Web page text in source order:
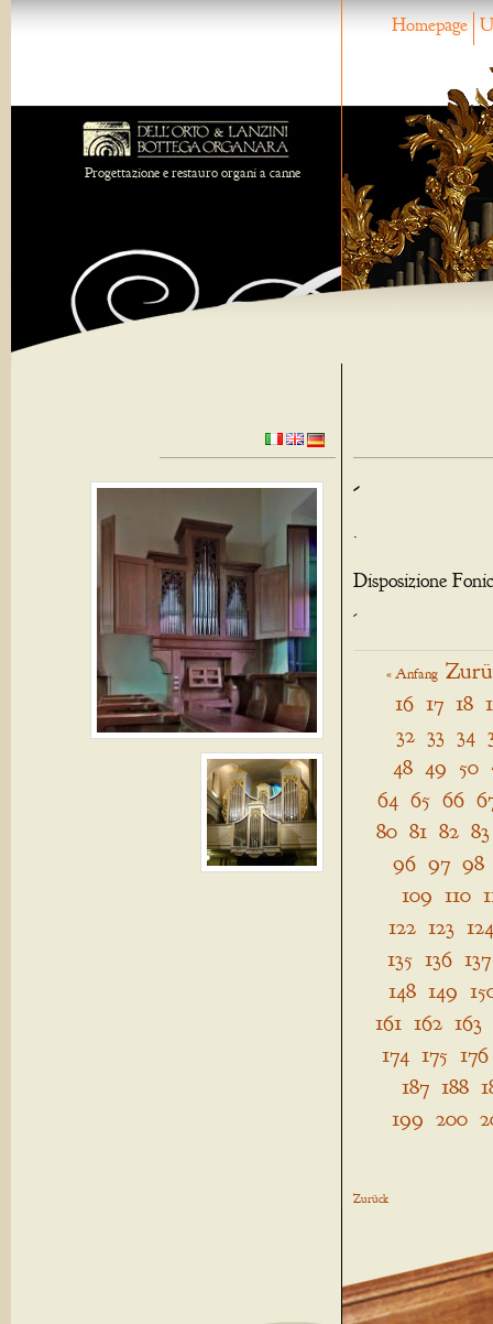
Homepage
Progettazione e restauro organi a canne
-
.
Disposizione
-
« Anfang
16 17 18
32 33 34
48 49 50
64 65 66
80 81 82 83
96 97 98
109 110
122 123 124
135 136 137
148 149
161 162 163
174 175 176
187 188
199 200
Zurück